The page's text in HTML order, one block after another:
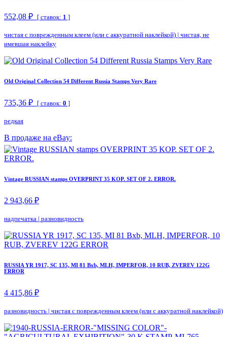
552,08 ₽ [ ставок: 1 ]
чистая с поврежденным клеем (или с аккуратной наклейкой) | чистая, не
имевшая наклейку
Old Original Collection 54 Different Russia Stamps Very Rare
735,36 ₽ [ ставок: 0 ]
редкая
В продаже на eBay:
Vintage RUSSIAN stamps OVERPRINT 35 KOP. SET OF 2. ERROR.
2 943,66 ₽
надпечатка | разновидность
RUSSIA YR 1917, SC 135, MI 81 Bxb, MLH, IMPERFOR, 10 RUB, ZVEREV 122G
ERROR
4 415,86 ₽
разновидность | чистая с поврежденным клеем (или с аккуратной наклейкой)